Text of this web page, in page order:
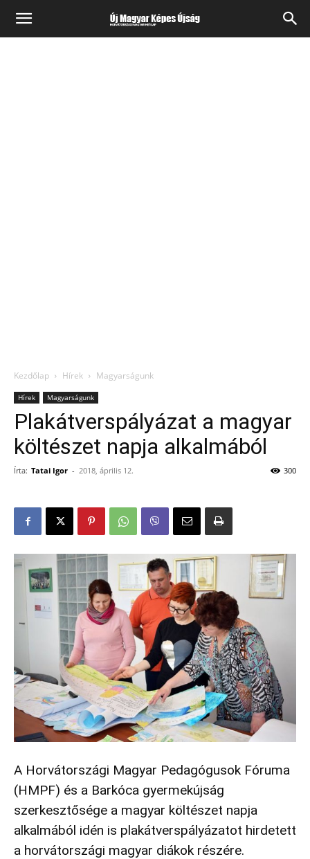
Kezdőlap Hírek Magyarságunk
Hírek Magyarságunk
Plakátverspályázat a magyar
költészet napja alkalmából
Írta: Tatai Igor - 2018, április 12. 300
A Horvátországi Magyar Pedagógusok Fóruma
(HMPF) és a Barkóca gyermekújság
szerkesztősége a magyar költészet napja
alkalmából idén is plakátverspályázatot hirdetett
a horvátországi magyar diákok részére.